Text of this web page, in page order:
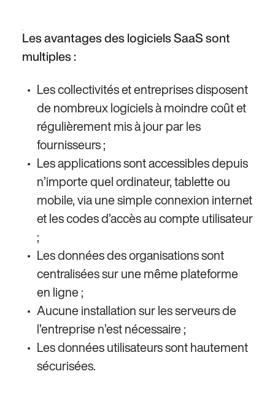
Les avantages des logiciels SaaS sont
multiples :
Les collectivités et entreprises disposent
de nombreux logiciels à moindre coût et
régulièrement mis à jour par les
fournisseurs ;
Les applications sont accessibles depuis
n’importe quel ordinateur, tablette ou
mobile, via une simple connexion internet
et les codes d’accès au compte utilisateur
;
Les données des organisations sont
centralisées sur une même plateforme
en ligne ;
Aucune installation sur les serveurs de
l’entreprise n’est nécessaire ;
Les données utilisateurs sont hautement
sécurisées.